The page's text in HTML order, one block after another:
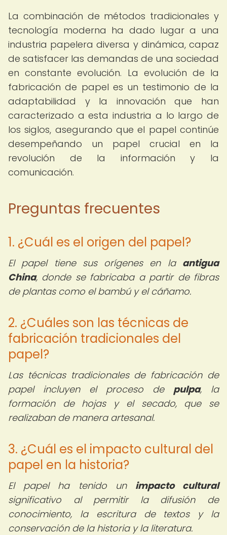
La combinación de métodos tradicionales y
tecnología moderna ha dado lugar a una
industria papelera diversa y dinámica, capaz
de satisfacer las demandas de una sociedad
en constante evolución. La evolución de la
fabricación de papel es un testimonio de la
adaptabilidad y la innovación que han
caracterizado a esta industria a lo largo de
los siglos, asegurando que el papel continúe
desempeñando un papel crucial en la
revolución de la información y la
comunicación.
Preguntas frecuentes
1. ¿Cuál es el origen del papel?
El papel tiene sus orígenes en la antigua
China, donde se fabricaba a partir de fibras
de plantas como el bambú y el cáñamo.
2. ¿Cuáles son las técnicas de
fabricación tradicionales del
papel?
Las técnicas tradicionales de fabricación de
papel incluyen el proceso de pulpa, la
formación de hojas y el secado, que se
realizaban de manera artesanal.
3. ¿Cuál es el impacto cultural del
papel en la historia?
El papel ha tenido un impacto cultural
significativo al permitir la difusión de
conocimiento, la escritura de textos y la
conservación de la historia y la literatura.